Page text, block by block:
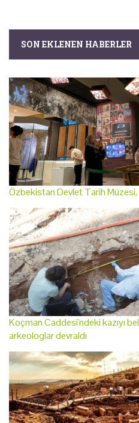
SON EKLENEN HABERLER
Özbekistan Devlet Tarih
Koçman Caddesi'ndeki kazıyı
arkeologlar devraldı